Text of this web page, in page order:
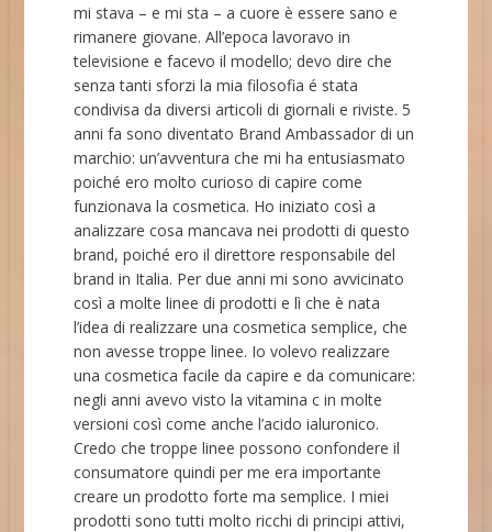
mi stava – e mi sta – a cuore è essere sano e
rimanere giovane. All’epoca lavoravo in
televisione e facevo il modello; devo dire che
senza tanti sforzi la mia filosofia é stata
condivisa da diversi articoli di giornali e riviste. 5
anni fa sono diventato Brand Ambassador di un
marchio: un’avventura che mi ha entusiasmato
poiché ero molto curioso di capire come
funzionava la cosmetica. Ho iniziato così a
analizzare cosa mancava nei prodotti di questo
brand, poiché ero il direttore responsabile del
brand in Italia. Per due anni mi sono avvicinato
così a molte linee di prodotti e lì che è nata
l’idea di realizzare una cosmetica semplice, che
non avesse troppe linee. Io volevo realizzare
una cosmetica facile da capire e da comunicare:
negli anni avevo visto la vitamina c in molte
versioni così come anche l’acido ialuronico.
Credo che troppe linee possono confondere il
consumatore quindi per me era importante
creare un prodotto forte ma semplice. I miei
prodotti sono tutti molto ricchi di principi attivi,